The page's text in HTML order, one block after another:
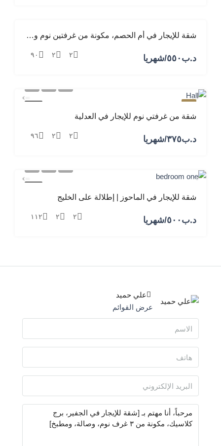
مميز للإيجارشقة للإيجار في أم الحصم، مكونة من غرفتين نوم وصالة ومطبخ
د.ب‎٥٥٠/شهريا ٢ ٢ ٩٠
مميز
شقة من غرفتي نوم للإيجار في العدلية
د.ب‎٣٧٥/شهريا ٢ ٢ ٩٦
شقة للإيجار في الماحوز | إطلالة على الخليج
د.ب‎٥٠٠/شهريا ٢ ٢ ١١٢
علي حميد
عرض القوائم